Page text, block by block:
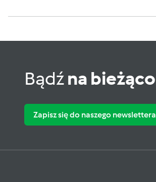
Bądźna bieżąco
Zapisz się do naszego newslettera